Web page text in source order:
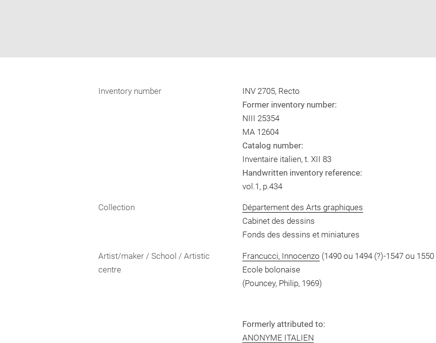
Inventory number
INV 2705, Recto
Former inventory number:
NIII 25354
MA 12604
Catalog number:
Inventaire italien, t. XII 83
Handwritten inventory reference:
vol.1, p.434
Collection
Département des Arts graphiques
Cabinet des dessins
Fonds des dessins et miniatures
Artist/maker / School / Artistic
centre
Francucci, Innocenzo (1490 ou 1494 (?)-1547 ou 1550
Ecole bolonaise
(Pouncey, Philip, 1969)
Formerly attributed to:
ANONYME ITALIEN